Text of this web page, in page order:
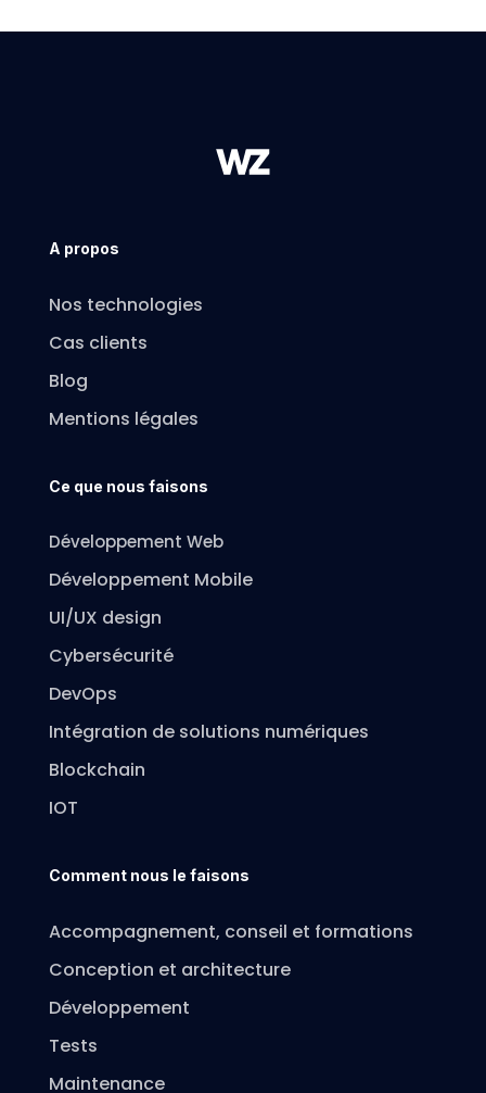
A propos
Nos technologies
Cas clients
Blog
Mentions légales
Ce que nous faisons
Développement Web
Développement Mobile
UI/UX design
Cybersécurité
DevOps
Intégration de solutions numériques
Blockchain
IOT
Comment nous le faisons
Accompagnement, conseil et formations
Conception et architecture
Développement
Tests
Maintenance